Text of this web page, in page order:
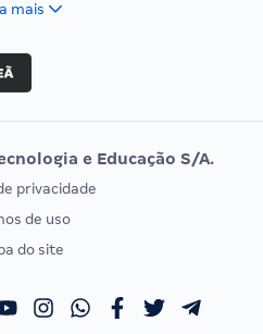
Vunesp
EXAME DE ORDEM
Calendário OAB
mais
e Educação S/A.
privacidade
de uso
do site